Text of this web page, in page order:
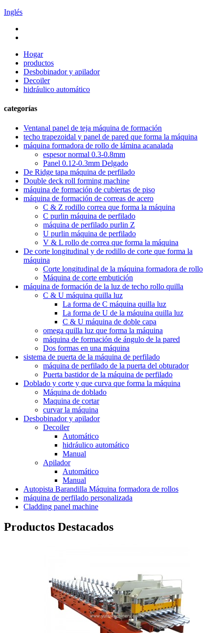
Inglés
Hogar
productos
Desbobinador y apilador
Decoiler
hidráulico automático
categorías
Ventanal panel de teja máquina de formación
techo trapezoidal y panel de pared que forma la máquina
máquina formadora de rollo de lámina acanalada
espesor normal 0.3-0.8mm
Panel 0.12-0.3mm Delgado
De Ridge tapa máquina de perfilado
Double deck roll forming machine
máquina de formación de cubiertas de piso
máquina de formación de correas de acero
C & Z rodillo correa que forma la máquina
C purlin máquina de perfilado
máquina de perfilado purlin Z
U purlin máquina de perfilado
V & L rollo de correa que forma la máquina
De corte longitudinal y de rodillo de corte que forma la
máquina
Corte longitudinal de la máquina formadora de rollo
Máquina de corte embutición
máquina de formación de la luz de techo rollo quilla
C & U máquina quilla luz
La forma de C máquina quilla luz
La forma de U de la máquina quilla luz
C & U máquina de doble capa
omega quilla luz que forma la máquina
máquina de formación de ángulo de la pared
Dos formas en una máquina
sistema de puerta de la máquina de perfilado
máquina de perfilado de la puerta del obturador
Puerta bastidor de la máquina de perfilado
Doblado y corte y que curva que forma la máquina
Máquina de doblado
Maquina de cortar
curvar la máquina
Desbobinador y apilador
Decoiler
Automático
hidráulico automático
Manual
Apilador
Automático
Manual
Autopista Barandilla Máquina formadora de rollos
máquina de perfilado personalizada
Cladding panel machine
Productos Destacados